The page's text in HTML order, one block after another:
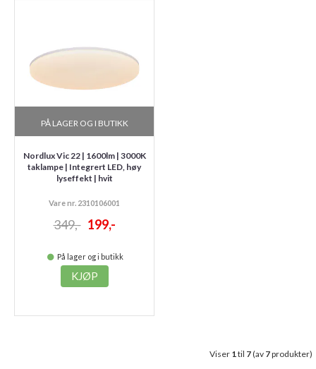
PÅ LAGER OG I BUTIKK
Nordlux Vic 22 | 1600lm | 3000K
taklampe | Integrert LED, høy
lyseffekt | hvit
Vare nr. 2310106001
349,- 199,-
På lager og i butikk
KJØP
Viser 1til 7(av 7produkter)